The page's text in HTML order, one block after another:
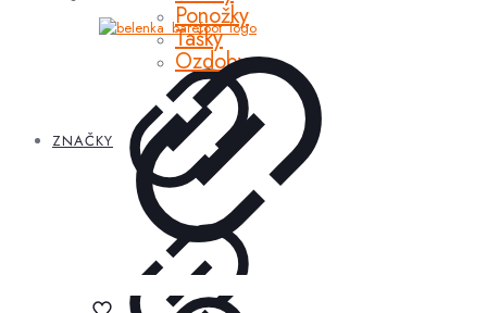
Ponožky
Tašky
Ozdoby
ZNAČKY